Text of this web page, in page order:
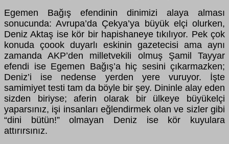
Egemen Bağış efendinin dinimizi alaya alması
sonucunda: Avrupa’da Çekya’ya büyük elçi olurken,
Deniz Aktaş ise kör bir hapishaneye tıkılıyor. Pek çok
konuda çoook duyarlı eskinin gazetecisi ama aynı
zamanda AKP’den milletvekili olmuş Şamil Tayyar
efendi ise Egemen Bağış’a hiç sesini çıkarmazken;
Deniz’i ise nedense yerden yere vuruyor. İşte
samimiyet testi tam da böyle bir şey. Dininle alay eden
sizden biriyse; aferin olarak bir ülkeye büyükelçi
yaparsınız, işi insanları eğlendirmek olan ve sizler gibi
“dini bütün!” olmayan Deniz ise kör kuyulara
attırırsınız.